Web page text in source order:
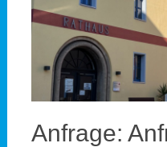
Anfrage: